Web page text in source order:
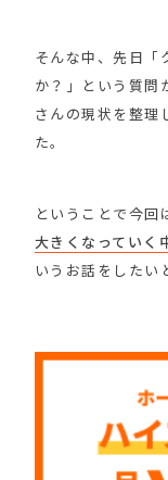
そんな中、先日「
か？」という質問
さんの現状を整理
た。
ということで今回
大きくなっていく
いうお話をしたい